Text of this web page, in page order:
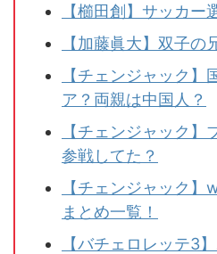
【櫛田創】サッカー
【加藤眞大】双子の
【チェンジャック】
ア？両親は中国人？
【チェンジャック】
参戦してた？
【チェンジャック
まとめ一覧！
【バチェロレッテ3